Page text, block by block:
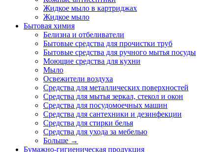
Жидкое мыло в картриджах
Жидкое мыло
Бытовая химия
Белизна и отбеливатели
Бытовые средства для прочистки труб
Бытовые средства для ручного мытья посуды
Моющие средства для кухни
Мыло
Освежители воздуха
Средства для металлических поверхностей
Средства для мытья зеркал, стекол и окон
Средства для посудомоечных машин
Средства для сантехники и дезинфекции
Средства для стирки белья
Средства для ухода за мебелью
Больше →
Бумажно-гигиеническая продукция